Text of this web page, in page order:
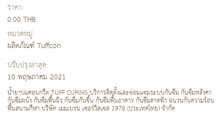
ราคา:
0.00 THB
หมวดหมู่:
ผลิตภัณฑ์ Tuffcon
ปรับปรุงล่าสุด:
10 พฤษภาคม 2021
น้ำยาบ่มคอนกรีต TUFF CURING บริการติดตั้งและซ่อมแซมระบบกันซึม กันซึมหลังคา
กันซึมผนัง กันซึมพื้นผิว กันซึมกันชื้น กันซึมพื้นอาคาร กันซึมดาดฟ้า ฉนวนกันความร้อน
พื้นสนามกีฬา บริษัท เมมเบรน เซอร์วิสเซส 1978 (ประเทศไทย) จำกัด